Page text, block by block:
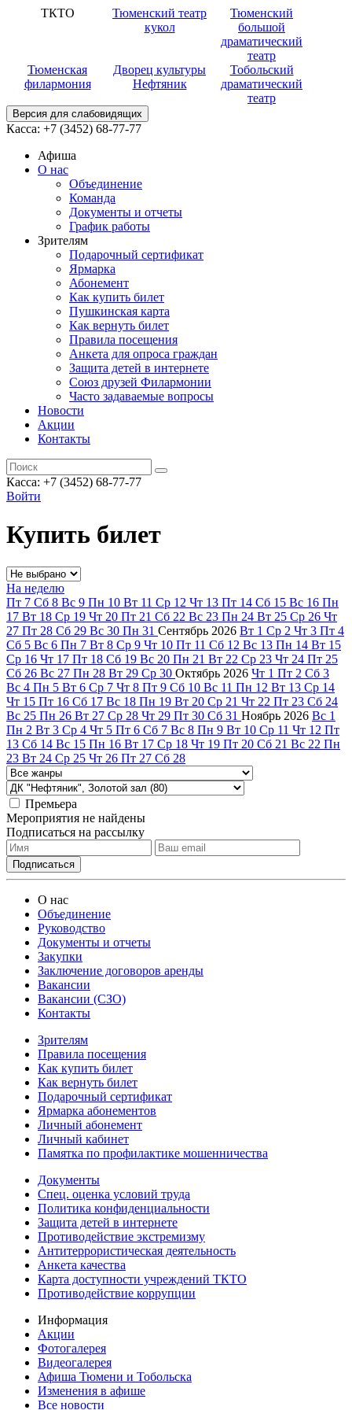
ТКТО
Тюменский театр
кукол
Тюменский
большой
драматический
театр
Тюменская
филармония
Дворец культуры
Нефтяник
Тобольский
драматический
театр
Версия для слабовидящих
Касса: +7 (3452) 68-77-77
Афиша
О нас
Объединение
Команда
Документы и отчеты
График работы
Зрителям
Подарочный сертификат
Ярмарка
Абонемент
Как купить билет
Пушкинская карта
Как вернуть билет
Правила посещения
Анкета для опроса граждан
Защита детей в интернете
Союз друзей Филармонии
Часто задаваемые вопросы
Новости
Акции
Контакты
Касса: +7 (3452) 68-77-77
Войти
Купить билет
На неделю
Пт 7 Сб 8 Вс 9 Пн 10 Вт 11 Ср 12 Чт 13 Пт 14 Сб 15 Вс 16 Пн
17 Вт 18 Ср 19 Чт 20 Пт 21 Сб 22 Вс 23 Пн 24 Вт 25 Ср 26 Чт
27 Пт 28 Сб 29 Вс 30 Пн 31 Сентябрь 2026 Вт 1 Ср 2 Чт 3 Пт 4
Сб 5 Вс 6 Пн 7 Вт 8 Ср 9 Чт 10 Пт 11 Сб 12 Вс 13 Пн 14 Вт 15
Ср 16 Чт 17 Пт 18 Сб 19 Вс 20 Пн 21 Вт 22 Ср 23 Чт 24 Пт 25
Сб 26 Вс 27 Пн 28 Вт 29 Ср 30 Октябрь 2026 Чт 1 Пт 2 Сб 3
Вс 4 Пн 5 Вт 6 Ср 7 Чт 8 Пт 9 Сб 10 Вс 11 Пн 12 Вт 13 Ср 14
Чт 15 Пт 16 Сб 17 Вс 18 Пн 19 Вт 20 Ср 21 Чт 22 Пт 23 Сб 24
Вс 25 Пн 26 Вт 27 Ср 28 Чт 29 Пт 30 Сб 31 Ноябрь 2026 Вс 1
Пн 2 Вт 3 Ср 4 Чт 5 Пт 6 Сб 7 Вс 8 Пн 9 Вт 10 Ср 11 Чт 12 Пт
13 Сб 14 Вс 15 Пн 16 Вт 17 Ср 18 Чт 19 Пт 20 Сб 21 Вс 22 Пн
23 Вт 24 Ср 25 Чт 26 Пт 27 Сб 28
Премьера
Мероприятия не найдены
Подписаться на рассылку
О нас
Объединение
Руководство
Документы и отчеты
Закупки
Заключение договоров аренды
Вакансии
Вакансии (СЗО)
Контакты
Зрителям
Правила посещения
Как купить билет
Как вернуть билет
Подарочный сертификат
Ярмарка абонементов
Личный абонемент
Личный кабинет
Памятка по профилактике мошенничества
Документы
Спец. оценка условий труда
Политика конфиденциальности
Защита детей в интернете
Противодействие экстремизму
Антитеррористическая деятельность
Анкета качества
Карта доступности учреждений ТКТО
Противодействие коррупции
Информация
Акции
Фотогалерея
Видеогалерея
Афиша Тюмени и Тобольска
Изменения в афише
Все новости